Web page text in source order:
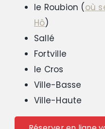
le Roubion (où
Hô)
Sallé
Fortville
le Cros
Ville-Basse
Ville-Haute